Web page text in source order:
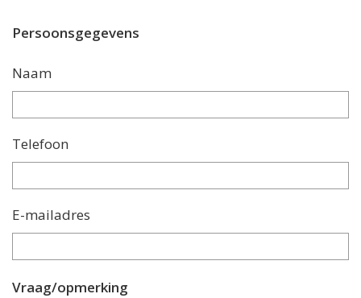
Persoonsgegevens
Naam
Telefoon
E-mailadres
Vraag/opmerking